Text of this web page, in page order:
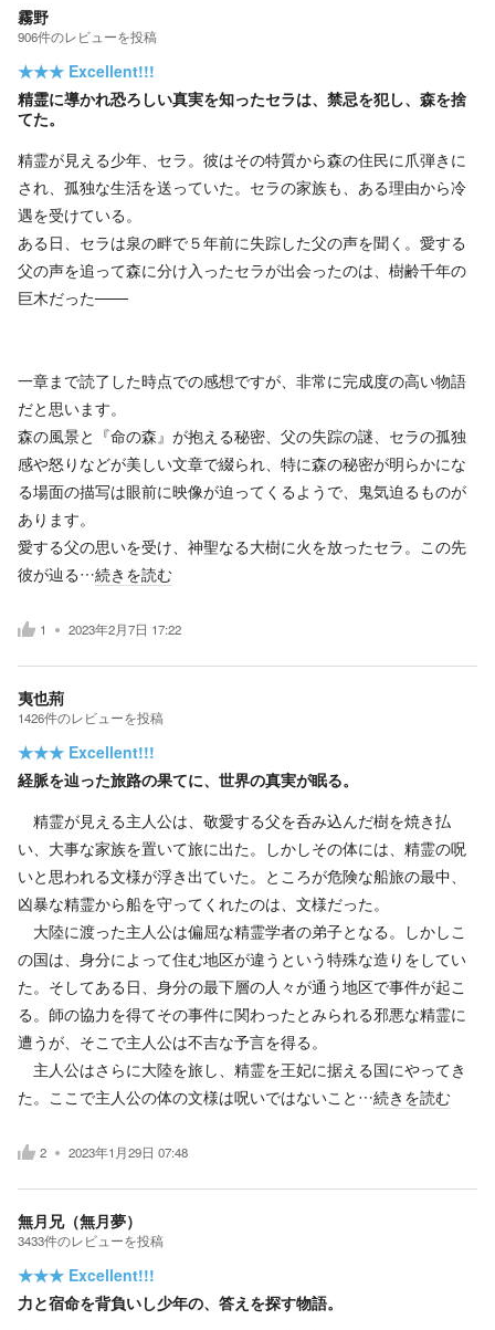
霧野
906件のレビューを投稿
★★★ Excellent!!!
精霊に導かれ恐ろしい真実を知ったセラは、禁忌を犯し、森を捨
てた。
精霊が見える少年、セラ。彼はその特質から森の住民に爪弾きに
され、孤独な生活を送っていた。セラの家族も、ある理由から冷
遇を受けている。
ある日、セラは泉の畔で５年前に失踪した父の声を聞く。愛する
父の声を追って森に分け入ったセラが出会ったのは、樹齢千年の
巨木だった───
一章まで読了した時点での感想ですが、非常に完成度の高い物語
だと思います。
森の風景と『命の森』が抱える秘密、父の失踪の謎、セラの孤独
感や怒りなどが美しい文章で綴られ、特に森の秘密が明らかにな
る場面の描写は眼前に映像が迫ってくるようで、鬼気迫るものが
あります。
愛する父の思いを受け、神聖なる大樹に火を放ったセラ。この先
彼が辿る…続きを読む
1 2023年2月7日 17:22
夷也荊
1426件のレビューを投稿
★★★ Excellent!!!
経脈を辿った旅路の果てに、世界の真実が眠る。
精霊が見える主人公は、敬愛する父を呑み込んだ樹を焼き払
い、大事な家族を置いて旅に出た。しかしその体には、精霊の呪
いと思われる文様が浮き出ていた。ところが危険な船旅の最中、
凶暴な精霊から船を守ってくれたのは、文様だった。
大陸に渡った主人公は偏屈な精霊学者の弟子となる。しかしこ
の国は、身分によって住む地区が違うという特殊な造りをしてい
た。そしてある日、身分の最下層の人々が通う地区で事件が起こ
る。師の協力を得てその事件に関わったとみられる邪悪な精霊に
遭うが、そこで主人公は不吉な予言を得る。
主人公はさらに大陸を旅し、精霊を王妃に据える国にやってき
た。ここで主人公の体の文様は呪いではないこと…続きを読む
2 2023年1月29日 07:48
無月兄（無月夢）
3433件のレビューを投稿
★★★ Excellent!!!
力と宿命を背負いし少年の、答えを探す物語。